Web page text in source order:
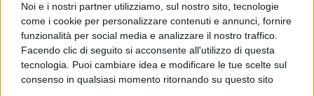
Noi e i nostri partner utilizziamo, sul nostro sito, tecnologie
come i cookie per personalizzare contenuti e annunci, fornire
funzionalità per social media e analizzare il nostro traffico.
Facendo clic di seguito si acconsente all'utilizzo di questa
tecnologia. Puoi cambiare idea e modificare le tue scelte sul
consenso in qualsiasi momento ritornando su questo sito
trasmissione parlando dellepesanti accuse di
genocidio rivolte allo stato ebraico . “C’è stata una
specie di pogrom, anzi no: un vero e proprio
pogrom. ‘La caccia all’ebreo il 7 ottobre’. E adesso,
sotto accusa èIsraele per genocidio. È il mondo